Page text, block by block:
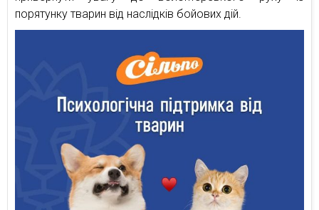
порятунку тварин від наслідків бойових дій.